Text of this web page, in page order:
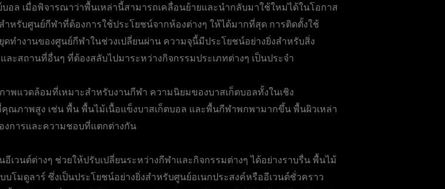
อล เมื่อพิจารณาว่าพื้นเหล่านี้สามารถเคลื่อนย้ายและนำกลับมาใช้ใหม่ได้ในโอกาส
หรับศูนย์กีฬาที่ต้องการใช้ประโยชน์จากห้องต่างๆ ให้ได้มากที่สุด การติดตั้งใช้
ดทำงานของศูนย์กีฬาในช่วงเปลี่ยนผ่าน ความจุนี้มีประโยชน์อย่างยิ่งสำหรับสิ่ง
ะสถานที่อื่นๆ ที่ต้องสลับไปมาระหว่างกิจกรรมประเภทต่างๆ เป็นประจำ
พแวดล้อมที่เหมาะสำหรับงานกีฬา ความนิยมของบาสเก็ตบอลทั้งในเชิง
ณภาพสูง เช่น พื้น พื้นไม้เนื้อแข็งบาสเก็ตบอล และพื้นกีฬาพกพามากขึ้น พื้นผิวเหล่า
การและความชอบที่แตกต่างกัน
วนต์ต่างๆ ช่วยให้ปรับเปลี่ยนระหว่างกีฬาและกิจกรรมต่างๆ ได้อย่างราบรื่น พื้นไม้
โมดูลาร์ ซึ่งเป็นประโยชน์อย่างยิ่งสำหรับศูนย์อเนกประสงค์หรืออีเวนต์ชั่วคราว